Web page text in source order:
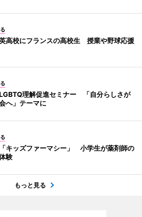
高校にフランスの高校生 授業や野球応援
理解促進セミナー 「自分らしさが
へ」テーマに
キッズファーマシー」 小学生が薬剤師の
験
もっと見る